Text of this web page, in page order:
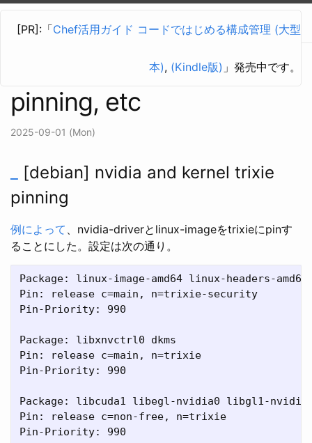
vdrめも
[PR]:「Chef活用ガイド コードではじめる構成管理 (大型
本), (Kindle版) 」発売中です。
nvidia and kernel trixie
pinning, etc
2025-09-01 (Mon)
[debian] nvidia and kernel trixie
pinning
例によって 、nvidia-driverとlinux-imageをtrixieにpinす
ることにした。設定は次の通り。
Package: linux-image-amd64 linux-headers-
Pin: release c=main, n=trixie-security
Pin-Priority: 990
Package: libxnvctrl0 dkms
Pin: release c=main, n=trixie
Pin-Priority: 990
Package: libcuda1 libegl-nvidia0 libgl1-
Pin: release c=non-free, n=trixie
Pin-Priority: 990